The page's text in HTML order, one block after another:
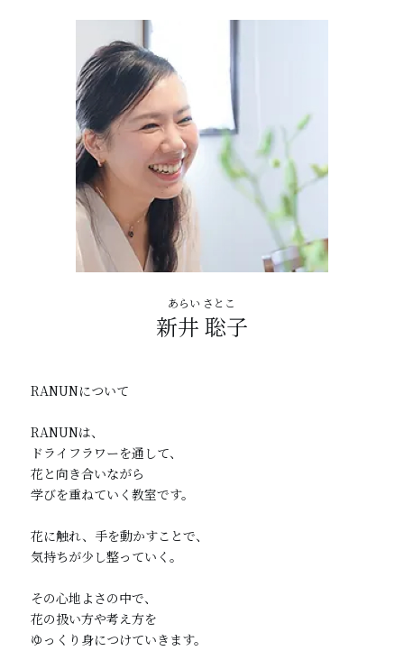
新井 聡子
RANUNについて
RANUNは、
ドライフラワーを通して、
花と向き合いながら
学びを重ねていく教室です。
花に触れ、手を動かすことで、
気持ちが少し整っていく。
その心地よさの中で、
花の扱い方や考え方を
ゆっくり身につけていきます。